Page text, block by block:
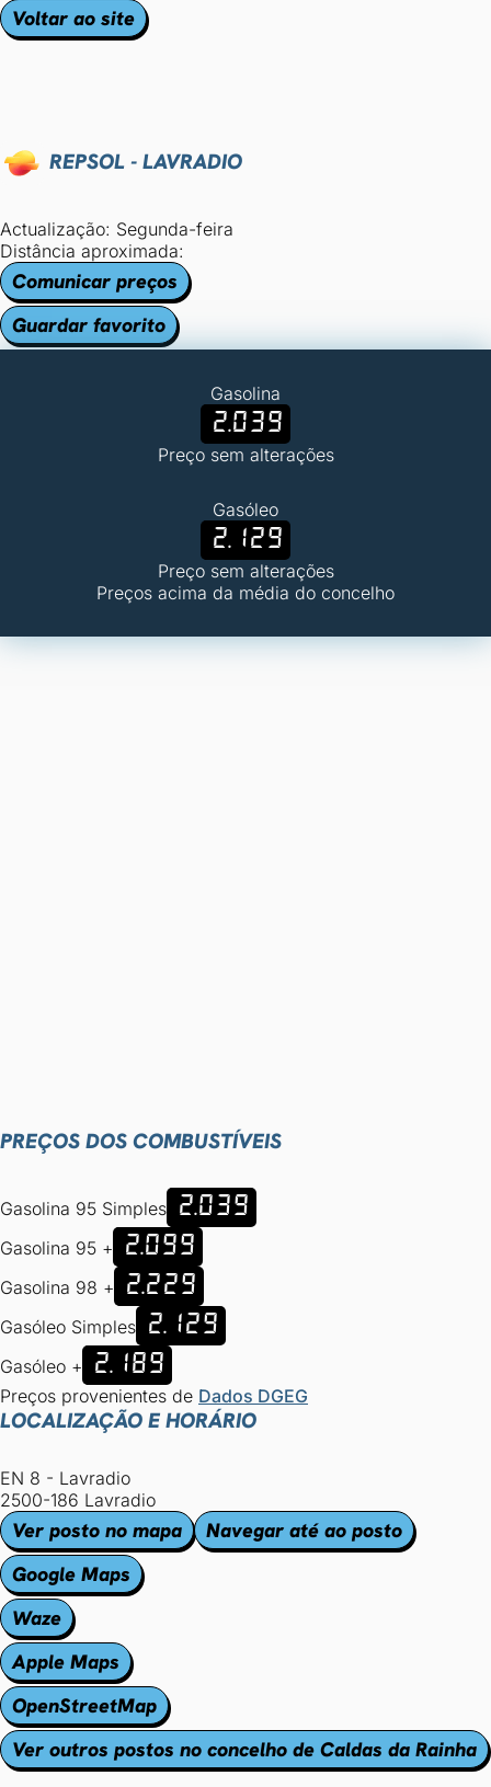
Voltar ao site
REPSOL - LAVRADIO
Actualização: Segunda-feira
Distância aproximada:
Comunicar preços
Guardar favorito
Gasolina
2.039
Preço sem alterações
Gasóleo
2.129
Preço sem alterações
Preços acima da média do concelho
PREÇOS DOS COMBUSTÍVEIS
Gasolina 95 Simples 2.039
Gasolina 95 + 2.099
Gasolina 98 + 2.229
Gasóleo Simples 2.129
Gasóleo + 2.189
Preços provenientes de Dados DGEG
LOCALIZAÇÃO E HORÁRIO
EN 8 - Lavradio
2500-186 Lavradio
Ver posto no mapa
Navegar até ao posto
Google Maps
Waze
Apple Maps
OpenStreetMap
Ver outros postos no concelho de Caldas da Rainha